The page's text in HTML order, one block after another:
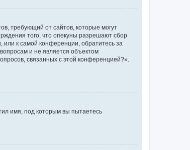
требующий от сайтов, которые могут
того, что опекуны разрешают сбор
к самой конференции, обратитесь за
и не является объектом
связанных с этой конференцией?».
имя, под которым вы пытаетесь